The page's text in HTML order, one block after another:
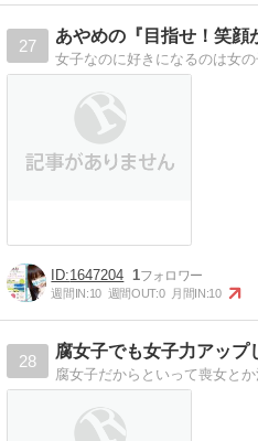
27
あやめの『目指せ！笑顔
1647204 1
週間IN:10 週間OUT:0 月間IN:10
28
腐女子でも女子力アップ